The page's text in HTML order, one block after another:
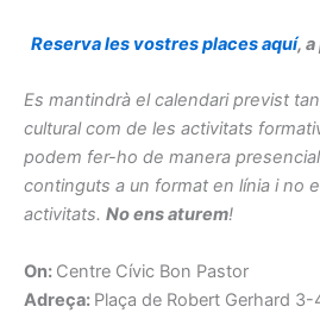
Reserva les vostres places aquí,
Es mantindrà el calendari previst
cultural com de les activitats
podem fer-ho de manera
continguts a un format en línia i no
activitats. No ens aturem!
On: Centre Cívic Bon Pastor
Adreça: Plaça de Robert Gerhard